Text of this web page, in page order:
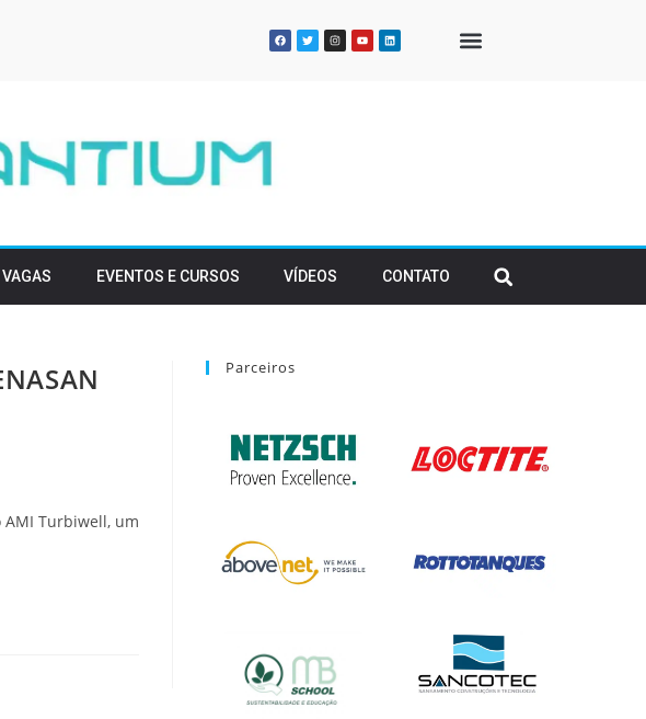
VAGAS EVENTOS E CURSOS VÍDEOS CONTATO
AMI Turbiwell, um
Parceiros